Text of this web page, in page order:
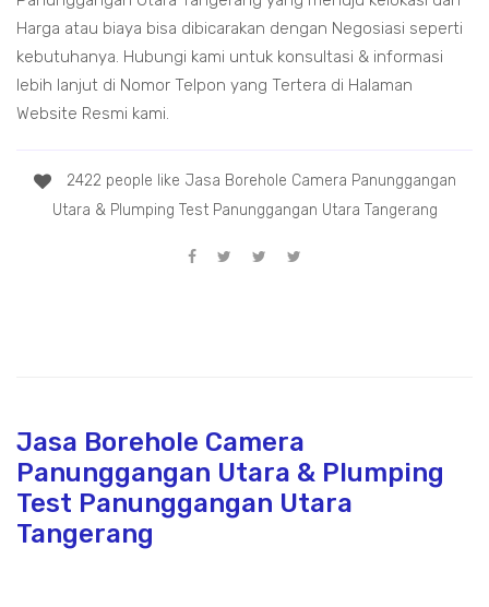
Harga atau biaya bisa dibicarakan dengan Negosiasi seperti
kebutuhanya. Hubungi kami untuk konsultasi & informasi
lebih lanjut di Nomor Telpon yang Tertera di Halaman
Website Resmi kami.
2422 people like Jasa Borehole Camera Panunggangan
Utara & Plumping Test Panunggangan Utara Tangerang
Jasa Borehole Camera
Panunggangan Utara & Plumping
Test Panunggangan Utara
Tangerang